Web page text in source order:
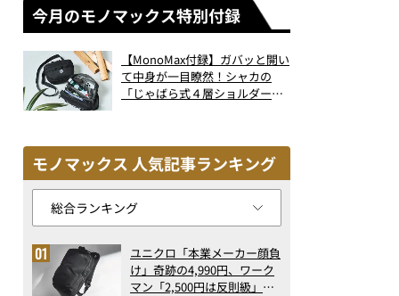
今月のモノマックス特別付録
【MonoMax付録】ガバッと開い
て中身が一目瞭然！シャカの
「じゃばら式４層ショルダーバ
モノマックス 人気記事ランキング
ユニクロ「本業メーカー顔負
け」奇跡の4,990円、ワーク
マン「2,500円は反則級」凄